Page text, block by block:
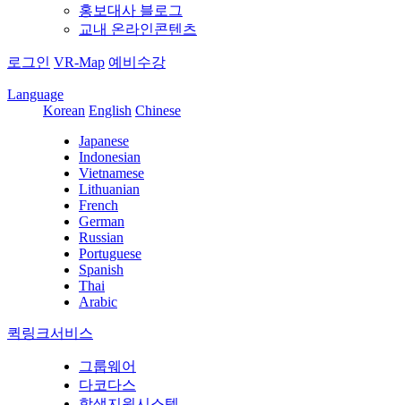
홍보대사 블로그
교내 온라인콘텐츠
로그인 VR-Map 예비수강
Language
Korean English Chinese
Japanese
Indonesian
Vietnamese
Lithuanian
French
German
Russian
Portuguese
Spanish
Thai
Arabic
퀵링크서비스
그룹웨어
다코다스